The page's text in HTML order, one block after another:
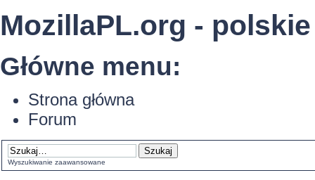
MozillaPL.org -
Główne menu:
Strona główna
Forum
Wyszukiwanie zaawansowane